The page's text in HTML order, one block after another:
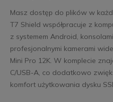
Masz dostęp do plików w
T7 Shield współpracuje z
z systemem Android,
profesjonalnymi kamerami
Mini Pro 12K. W komplecie
C/USB-A, co dodatkowo
komfort użytkowania dysku